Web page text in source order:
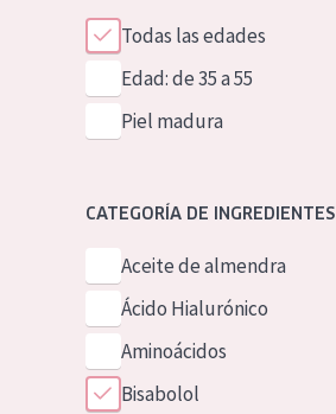
Todas las edades
Edad: de 35 a 55
Piel madura
CATEGORÍA DE INGREDIENTES
Aceite de almendra
Ácido Hialurónico
Aminoácidos
Bisabolol